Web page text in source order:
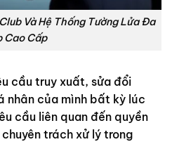
Và Hệ Thống Tường Lửa Đa
Cao Cấp
cầu truy xuất, sửa đổi
nhân của mình bất kỳ lúc
cầu liên quan đến quyền
trách xử lý trong